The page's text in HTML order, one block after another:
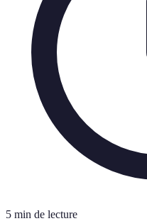
5 min de lecture